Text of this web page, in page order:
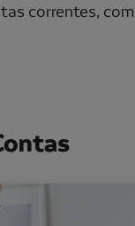
correntes,